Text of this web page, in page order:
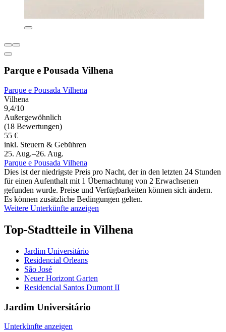
Parque e Pousada Vilhena
Parque e Pousada Vilhena
Vilhena
9,4/10
Außergewöhnlich
(18 Bewertungen)
55 €
inkl. Steuern & Gebühren
25. Aug.–26. Aug.
Parque e Pousada Vilhena
Dies ist der niedrigste Preis pro Nacht, der in den letzten 24 Stunden
für einen Aufenthalt mit 1 Übernachtung von 2 Erwachsenen
gefunden wurde. Preise und Verfügbarkeiten können sich ändern.
Es können zusätzliche Bedingungen gelten.
Weitere Unterkünfte anzeigen
Top-Stadtteile in Vilhena
Jardim Universitário
Residencial Orleans
São José
Neuer Horizont Garten
Residencial Santos Dumont II
Jardim Universitário
Unterkünfte anzeigen